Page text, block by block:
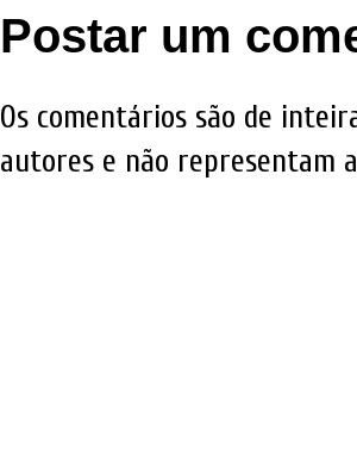
Postar um
Os comentários são de
autores e não representam